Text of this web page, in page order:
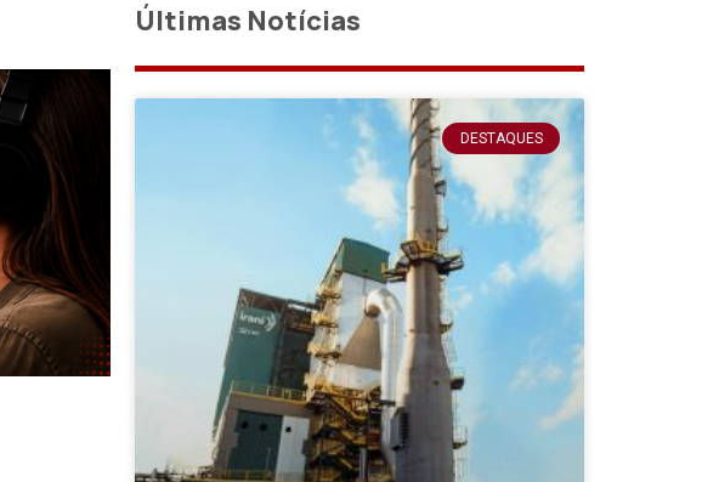
Últimas Notícias
DESTAQUES